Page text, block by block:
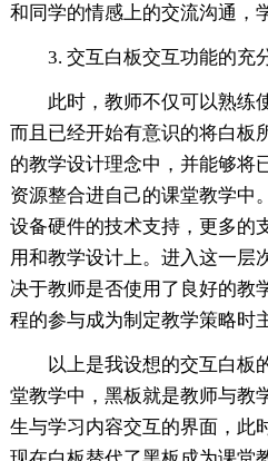
和同学的情感上的交流沟通，
3. 交互白板交互功能的充
此时，教师不仅可以熟练
而且已经开始有意识的将白板
的教学设计理念中，并能够将
资源整合进自己的课堂教学中
设备硬件的技术支持，更多的
用和教学设计上。进入这一层
决于教师是否使用了良好的教
程的参与成为制定教学策略时
以上是我设想的交互白板
堂教学中，黑板就是教师与教
生与学习内容交互的界面，此